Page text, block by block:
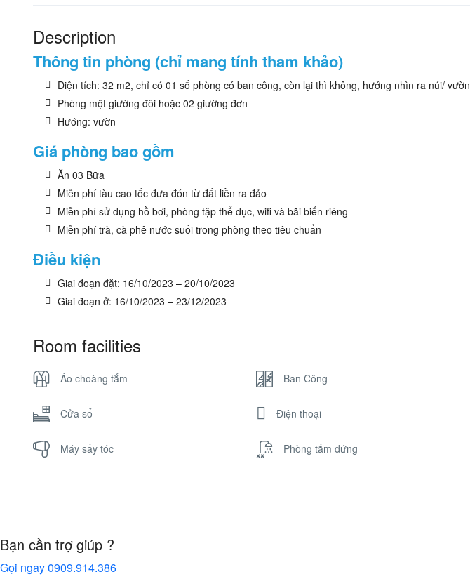
Description
Thông tin phòng (chỉ mang tính tham khảo)
Diện tích: 32 m2, chỉ có 01 số phòng có ban công, còn lại thì không, hướng nhìn ra núi/ vườn
Phòng một giường đôi hoặc 02 giường đơn
Hướng: vườn
Giá phòng bao gồm
Ăn 03 Bữa
Miễn phí tàu cao tốc đưa đón từ đất liền ra đảo
Miễn phí sử dụng hồ bơi, phòng tập thể dục, wifi và bãi biển riêng
Miễn phí trà, cà phê nước suối trong phòng theo tiêu chuẩn
Điều kiện
Giai đoạn đặt: 16/10/2023 – 20/10/2023
Giai đoạn ở: 16/10/2023 – 23/12/2023
Room facilities
Áo choàng tắm Ban Công
Cửa sổ Điện thoại
Máy sấy tóc Phòng tắm đứng
Bạn cần trợ giúp ?
Gọi ngay0909.914.386